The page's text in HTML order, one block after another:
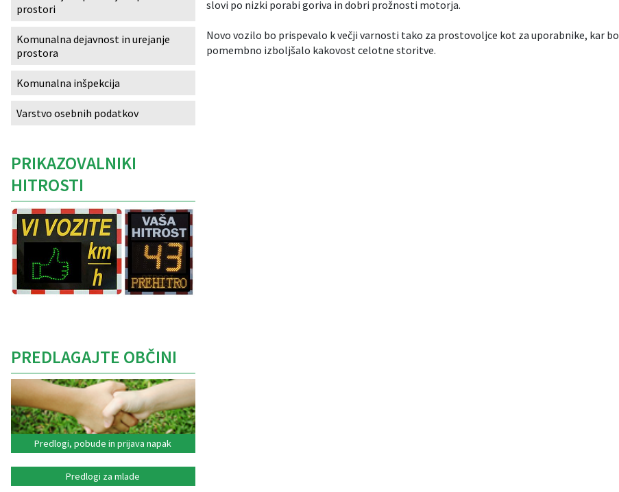
slovi po nizki porabi goriva in dobri prožnosti motorja.
Novo vozilo bo prispevalo k večji varnosti tako za prostovoljce kot za uporabnike, kar bo
pomembno izboljšalo kakovost celotne storitve.
prostori
Komunalna dejavnost in urejanje
prostora
Komunalna inšpekcija
Varstvo osebnih podatkov
PRIKAZOVALNIKI
HITROSTI
PREDLAGAJTE OBČINI
Predlogi, pobude in prijava napak
Predlogi za mlade
Izobraževanje
Kultura, šport in turizem
Sociala in zdravstvo
Skupna občinska uprava